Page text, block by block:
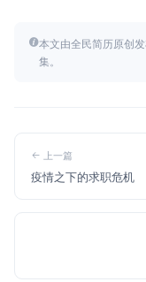
本文由全民简历原创
集。
上一篇
疫情之下的求职危机